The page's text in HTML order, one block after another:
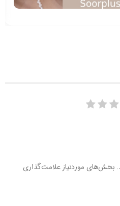
بخش‌های موردنیاز علامت‌گذاری